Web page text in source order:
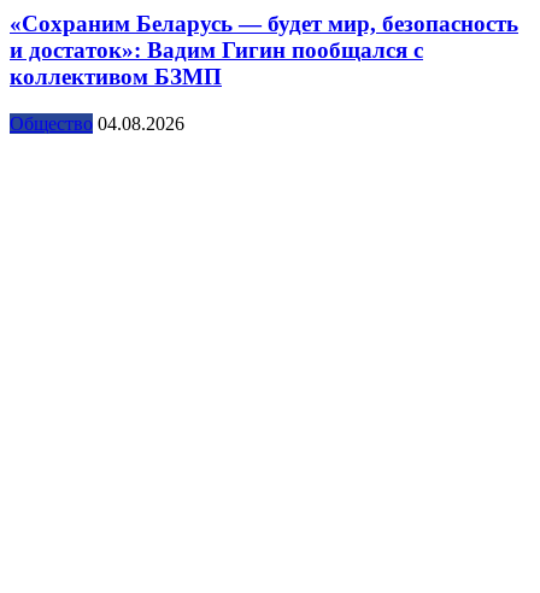
«Сохраним Беларусь — будет мир, безопасность
и достаток»: Вадим Гигин пообщался с
коллективом БЗМП
Общество 04.08.2026